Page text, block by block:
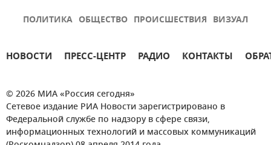
ПОЛИТИКА ОБЩЕСТВО ПРОИСШЕСТВИЯ ВИЗУАЛ
НОВОСТИ ПРЕСС-ЦЕНТР РАДИО КОНТАКТЫ
© 2026 МИА «Россия сегодня»
Сетевое издание РИА Новости зарегистрировано в
Федеральной службе по надзору в сфере связи,
информационных технологий и массовых коммуникаций